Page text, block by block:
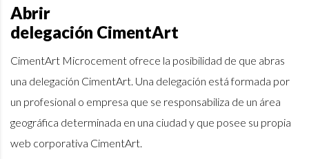
Abrir
delegación CimentArt
CimentArt Microcement ofrece la posibilidad de que abras
una delegación CimentArt. Una delegación está formada por
un profesional o empresa que se responsabiliza de un área
geográfica determinada en una ciudad y que posee su propia
web corporativa CimentArt.